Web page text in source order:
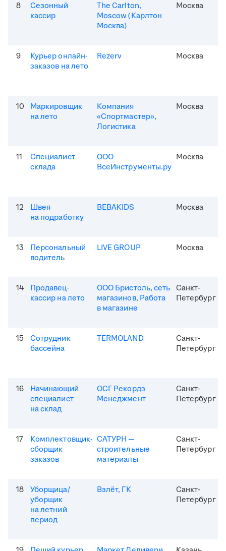
8
Сезонный
кассир
The Carlton,
Moscow (Карлтон
Москва)
Москва
9
Курьер онлайн-
заказов на лето
Rezerv Москва
10
Маркировщик
на лето
Компания
«Спортмастер»,
Логистика
Москва
11
Специалист
склада
ООО
ВсеИнструменты.ру
Москва
12
Швея
на подработку
BEBAKIDS Москва
13
Персональный
водитель
LIVE GROUP Москва
14
Продавец-
кассир на лето
ООО Бристоль, сеть
магазинов, Работа
в магазине
Санкт-
Петербург
15
Сотрудник
бассейна
TERMOLAND
Санкт-
Петербург
16
Начинающий
специалист
на склад
ОСГ Рекордз
Менеджмент
Санкт-
Петербург
17
Комплектовщик-
сборщик
заказов
САТУРН —
строительные
материалы
Санкт-
Петербург
18
Уборщица/
уборщик
на летний
период
Взлёт, ГК
Санкт-
Петербург